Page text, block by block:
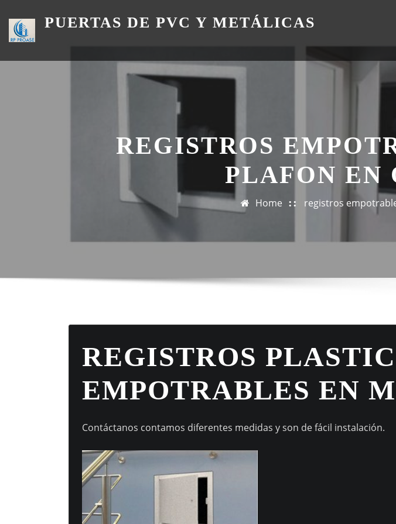
content
PUERTAS DE PVC Y METÁLICAS
REGISTROS
PLAFON EN
Home registros
REGISTROS
EMPOTRABLES EN
Contáctanos contamos diferentes medidas y son de fácil instalación.